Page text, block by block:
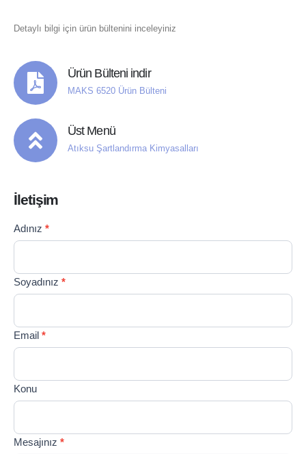
Detaylı bilgi için ürün bültenini inceleyiniz
Ürün Bülteni indir
MAKS 6520 Ürün Bülteni
Üst Menü
Atıksu Şartlandırma Kimyasalları
İletişim
Contact
Us
Adınız *
Soyadınız *
Email *
Konu
Mesajınız *
If you
are
leave
this
blank.